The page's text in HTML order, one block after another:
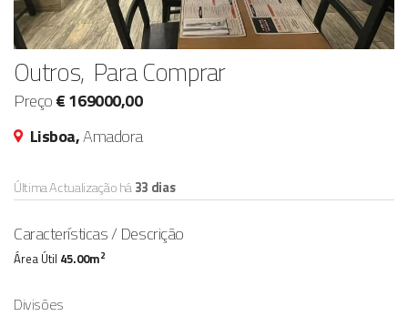
Outros, Para Comprar
Preço€ 169000,00
Lisboa,Amadora
Última Actualização há33 dias
Características / Descrição
Área Útil 45.00m2
Divisões